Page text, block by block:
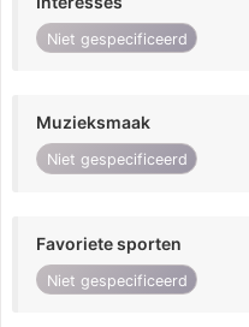
Niet gespecificeerd
Muzieksmaak
Niet gespecificeerd
Favoriete sporten
Niet gespecificeerd